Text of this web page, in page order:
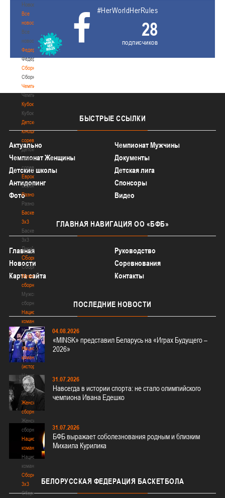
Новости
Все
новости
Все
новости
Федерация
Федерация
Сборные
Сборные
Чемпионат
Чемпионат
Кубок
Кубок
Детско-
юношеские
соревнования
Детско-
юношеские
соревнования
Еврокубки
Еврокубки
Разное
Разное
Баскетбол
3х3
Баскетбол
3х3
Лого[modid=121]
Сборные
Сборные
Мужские
сборные
Мужские
сборные
Национальная
команда
Национальная
команда
Национальная
команда
(история)
Национальная
команда
(история)
Женские
сборные
Женские
сборные
Национальная
команда
Национальная
команда
Сборные
3х3
Сборные
#HerWorldHerRules
28
подписчиков
БЫСТРЫЕ ССЫЛКИ
Актуально
Чемпионат Мужчины
Чемпионат Женщины
Документы
Детские школы
Детская лига
Антидопинг
Спонсоры
Фото
Видео
ГЛАВНАЯ НАВИГАЦИЯ ОО «БФБ»
Главная
Руководство
Новости
Соревнования
Карта сайта
Контакты
ПОСЛЕДНИЕ НОВОСТИ
04.08.2026
«MINSK» представил Беларусь на «Играх Будущего –
2026»
31.07.2026
Навсегда в истории спорта: не стало олимпийского
чемпиона Ивана Едешко
31.07.2026
БФБ выражает соболезнования родным и близким
Михаила Курилика
БЕЛОРУССКАЯ ФЕДЕРАЦИЯ БАСКЕТБОЛА